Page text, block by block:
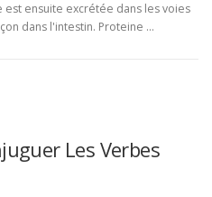
ensuite excrétée dans les voies
dans l'intestin. Proteine …
Les Verbes